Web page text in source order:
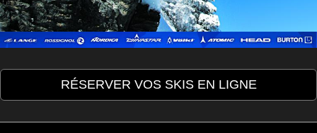
RÉSERVER VOS SKIS EN LIGNE